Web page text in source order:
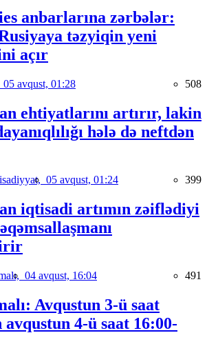
anbarlarına zərbələr:
təzyiqin yeni
açır
05 avqust, 01:28 508
ehtiyatlarını artırır, lakin
hələ də neftdən
05 avqust, 01:24 399
iqtisadi artımın zəiflədiyi
04 avqust, 16:04 491
Avqustun 3-ü saat
avqustun 4-ü saat 16:00-